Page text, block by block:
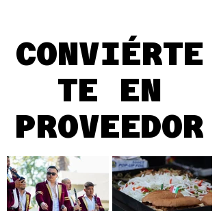
CONVIÉRTE
TE EN
PROVEEDOR